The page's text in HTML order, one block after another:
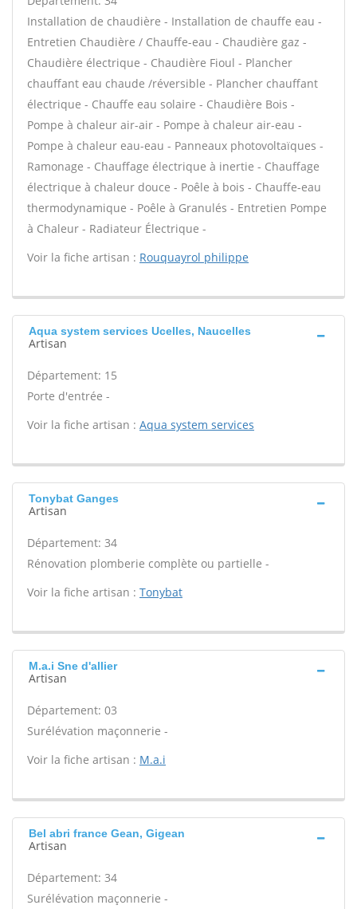
Installation de chaudière - Installation de chauffe eau -
Entretien Chaudière / Chauffe-eau - Chaudière gaz -
Chaudière électrique - Chaudière Fioul - Plancher
chauffant eau chaude /réversible - Plancher chauffant
électrique - Chauffe eau solaire - Chaudière Bois -
Pompe à chaleur air-air - Pompe à chaleur air-eau -
Pompe à chaleur eau-eau - Panneaux photovoltaïques -
Ramonage - Chauffage électrique à inertie - Chauffage
électrique à chaleur douce - Poêle à bois - Chauffe-eau
thermodynamique - Poêle à Granulés - Entretien Pompe
à Chaleur - Radiateur Électrique -
Voir la fiche artisan : Rouquayrol philippe
Aqua system services Ucelles, Naucelles
Artisan
Département: 15
Porte d'entrée -
Voir la fiche artisan : Aqua system services
Tonybat Ganges
Artisan
Département: 34
Rénovation plomberie complète ou partielle -
Voir la fiche artisan : Tonybat
M.a.i Sne d'allier
Artisan
Département: 03
Surélévation maçonnerie -
Voir la fiche artisan : M.a.i
Bel abri france Gean, Gigean
Artisan
Département: 34
Surélévation maçonnerie -